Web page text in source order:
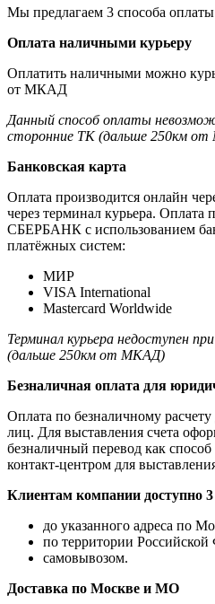
Мы предлагаем 3 способа
Оплата наличными курьеру
Оплатить наличными можно
от МКАД
Данный способ оплаты
сторонние ТК (дальше 250км
Банковская карта
Оплата производится онлайн
через терминал курьера. Оплата
СБЕРБАНК с использованием
платёжных систем:
МИР
VISA International
Mastercard Worldwide
Терминал курьера недоступен
(дальше 250км от МКАД)
Безналичная оплата для
Оплата по безналичному
лиц. Для выставления счета
безналичный перевод как
контакт-центром для
Клиентам компании доступно
до указанного адреса по
по территории Российской
самовывозом.
Доставка по Москве и МО